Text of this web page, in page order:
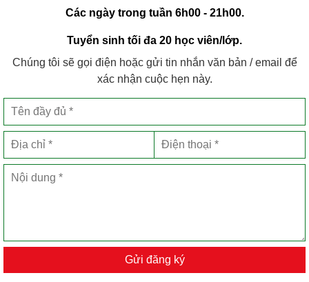
Các ngày trong tuần 6h00 - 21h00.
Tuyển sinh tối đa 20 học viên/lớp.
Chúng tôi sẽ gọi điện hoặc gửi tin nhắn văn bản / email để
xác nhận cuộc hẹn này.
Gửi đăng ký